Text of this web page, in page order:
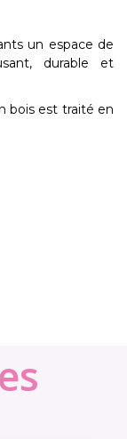
un espace de
durable et
bois est traité en